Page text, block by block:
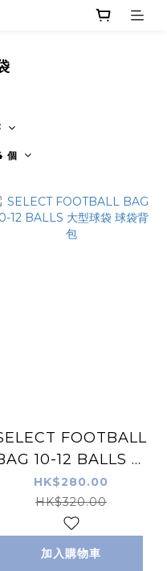
個
FOOTBALL
10-12 BALLS 大
型球袋 球袋背包
HK$280.00
HK$320.00
加入購物車